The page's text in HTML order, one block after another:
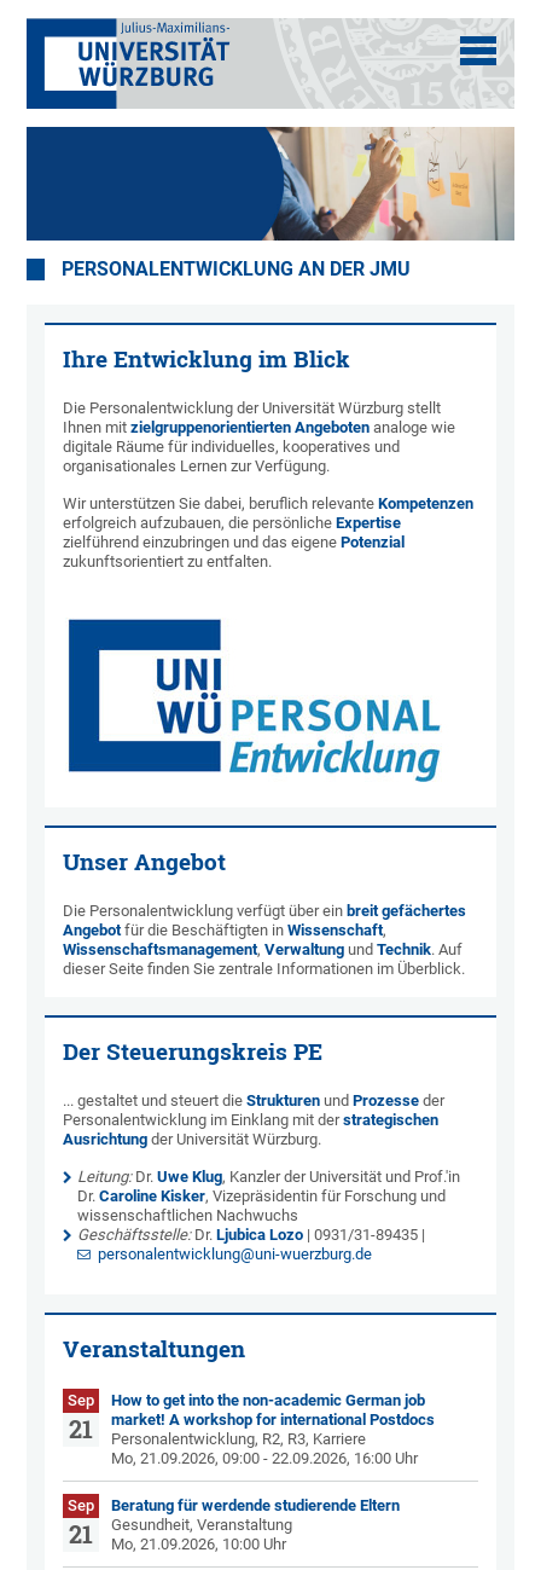
PERSONALENTWICKLUNG AN DER JMU
Ihre Entwicklung im Blick
Die Personalentwicklung der Universität Würzburg stellt
Ihnen mitzielgruppenorientierten Angeboten analoge wie
digitale Räume für individuelles, kooperatives und
organisationales Lernen zur Verfügung.
Wir unterstützen Sie dabei, beruflich relevanteKompetenzen
erfolgreich aufzubauen, die persönlicheExpertise
zielführend einzubringen und das eigenePotenzial
zukunftsorientiert zu entfalten.
Unser Angebot
Die Personalentwicklung verfügt über ein breit gefächertes
Angebotfür die Beschäftigten inWissenschaft,
Wissenschaftsmanagement,VerwaltungundTechnik. Auf
dieser Seite finden Sie zentrale Informationen im Überblick.
Der Steuerungskreis PE
... gestaltet und steuert dieStrukturenundProzesseder
Personalentwicklung im Einklang mit derstrategischen
Ausrichtung der Universität Würzburg.
Leitung: Dr.Uwe Klug, Kanzler der Universität und Prof.'in
Dr.Caroline Kisker, Vizepräsidentin für Forschung und
wissenschaftlichen Nachwuchs
Geschäftsstelle:Dr.Ljubica Lozo | 0931/31-89435 |
personalentwicklung@uni-wuerzburg.de
Veranstaltungen
Sep
21
How to get into the non-academic German job
market! A workshop for international Postdocs
Personalentwicklung, R2, R3, Karriere
Mo, 21.09.2026, 09:00 - 22.09.2026, 16:00 Uhr
Sep
21
Beratung für werdende studierende Eltern
Gesundheit, Veranstaltung
Mo, 21.09.2026, 10:00 Uhr